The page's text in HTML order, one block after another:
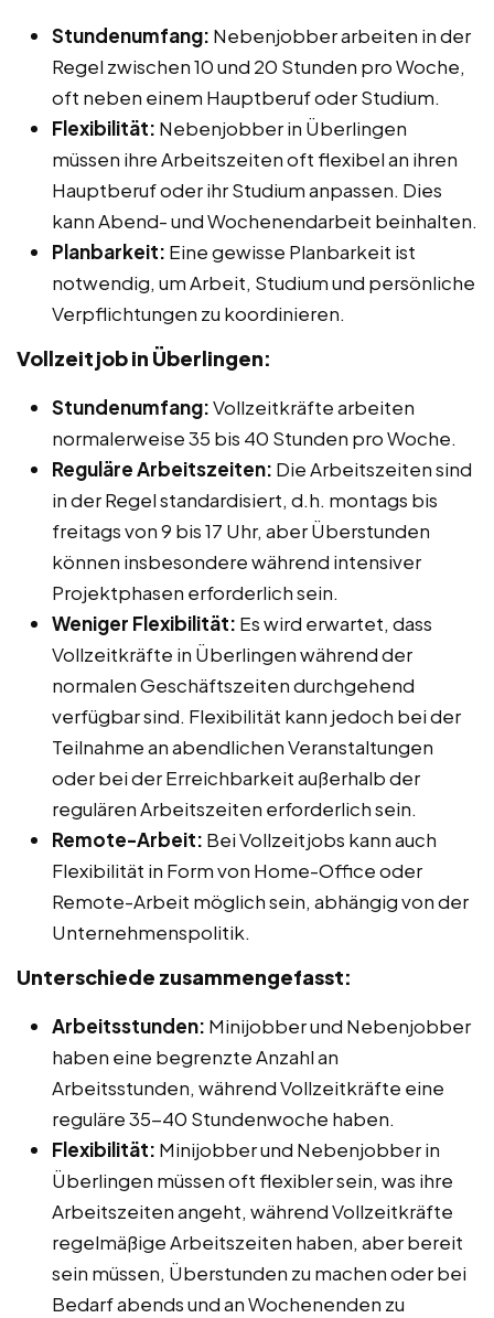
Stundenumfang: Nebenjobber arbeiten in der
Regel zwischen 10 und 20 Stunden pro Woche,
oft neben einem Hauptberuf oder Studium.
Flexibilität: Nebenjobber in Überlingen
müssen ihre Arbeitszeiten oft flexibel an ihren
Hauptberuf oder ihr Studium anpassen. Dies
kann Abend- und Wochenendarbeit beinhalten.
Planbarkeit: Eine gewisse Planbarkeit ist
notwendig, um Arbeit, Studium und persönliche
Verpflichtungen zu koordinieren.
Vollzeitjob in Überlingen:
Stundenumfang:Vollzeitkräfte arbeiten
normalerweise 35 bis 40 Stunden pro Woche.
Reguläre Arbeitszeiten: Die Arbeitszeiten sind
in der Regel standardisiert, d.h. montags bis
freitags von 9 bis 17 Uhr, aber Überstunden
können insbesondere während intensiver
Projektphasen erforderlich sein.
Weniger Flexibilität: Es wird erwartet, dass
Vollzeitkräfte in Überlingen während der
normalen Geschäftszeiten durchgehend
verfügbar sind. Flexibilität kann jedoch bei der
Teilnahme an abendlichen Veranstaltungen
oder bei der Erreichbarkeit außerhalb der
regulären Arbeitszeiten erforderlich sein.
Remote-Arbeit: Bei Vollzeitjobs kann auch
Flexibilität in Form von Home-Office oder
Remote-Arbeit möglich sein, abhängig von der
Unternehmenspolitik.
Unterschiede zusammengefasst:
Arbeitsstunden: Minijobber und Nebenjobber
haben eine begrenzte Anzahl an
Arbeitsstunden, während Vollzeitkräfte eine
reguläre 35-40 Stundenwoche haben.
Flexibilität: Minijobber und Nebenjobber in
Überlingen müssen oft flexibler sein, was ihre
Arbeitszeiten angeht, während Vollzeitkräfte
regelmäßige Arbeitszeiten haben, aber bereit
sein müssen, Überstunden zu machen oder bei
Bedarf abends und an Wochenenden zu